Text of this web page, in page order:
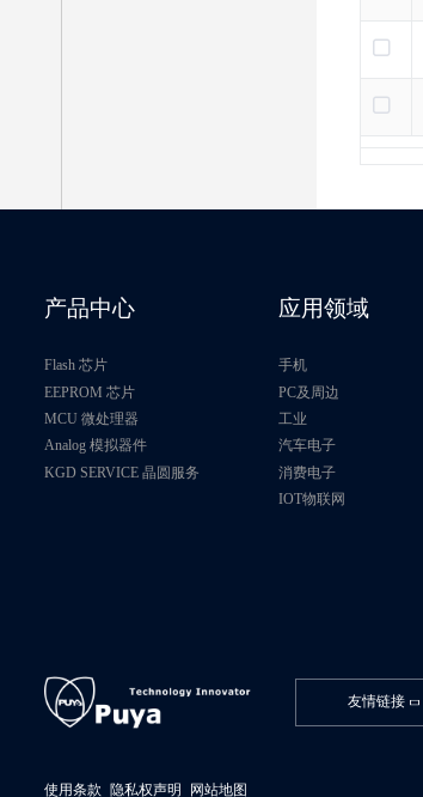
产品中心
Flash 芯片
EEPROM 芯片
MCU 微处理器
Analog 模拟器件
KGD SERVICE 晶圆服务
应用领域
手机
PC及周边
工业
汽车电子
消费电子
IOT物联网
友情链接
使用条款 隐私权声明 网站地图